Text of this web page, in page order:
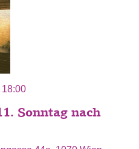
18:00
Sonntag nach